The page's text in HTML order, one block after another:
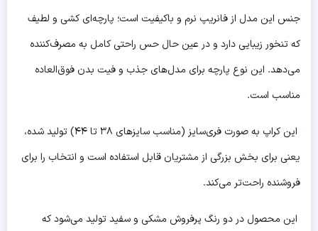
جنس این مدل از فانریپ نرم و باکیفیت است؛ پارچه‌ای کشی و لطیف
که تنخور زیبایی دارد و در عین حال حس راحتی کامل به مصرف‌کننده
می‌دهد. این نوع پارچه برای مدل‌های جذب و فیت بدن فوق‌العاده
مناسب است.
این کراپ به صورت فری‌سایز (مناسب سایزهای ۳۸ تا ۴۴) تولید شده،
یعنی برای بخش بزرگی از مشتریان قابل استفاده است و انتخاب را برای
فروشنده راحت‌تر می‌کند.
این محصول در دو رنگ پرفروش مشکی و سفید تولید می‌شود که